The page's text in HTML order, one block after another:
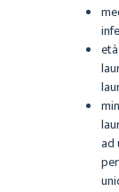
ad